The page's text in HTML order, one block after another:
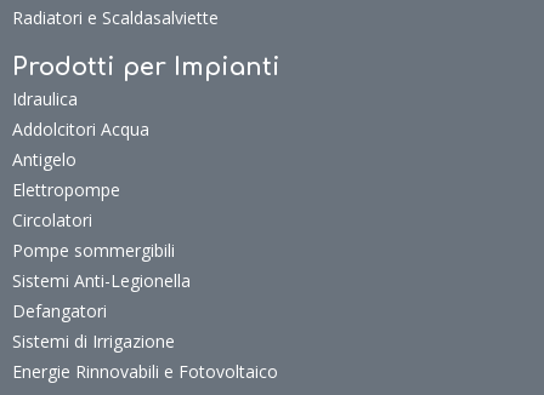
Radiatori e Scaldasalviette
Prodotti per Impianti
Idraulica
Addolcitori Acqua
Antigelo
Elettropompe
Circolatori
Pompe sommergibili
Sistemi Anti-Legionella
Defangatori
Sistemi di Irrigazione
Energie Rinnovabili e Fotovoltaico